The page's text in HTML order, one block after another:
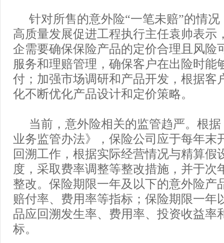
针对所售的意外险“一笔未赔”的情
高质量发展促进工程执行主任袁帅表示
企需要确保保险产品的定价合理且风险
服务和理赔管理，确保客户在出险时能
付；加强市场调研和产品开发，根据客
化不断优化产品设计和定价策略。
当前，意外险相关的监管趋严。根
业务监管办法》，保险公司应于每年末
回溯工作，根据实际经营情况与精算假
度，采取费率调整等整改措施，并于次
整改。保险期限一年及以下的意外险产
赔付率、费用率等指标；保险期限一年
品应回溯发生率、费用率、投资收益率
标。